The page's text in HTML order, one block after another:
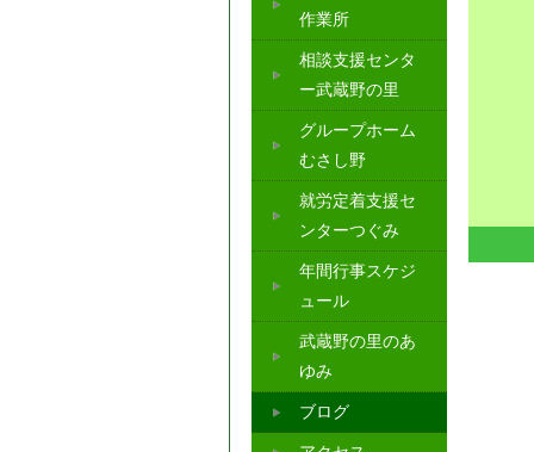
作業所
相談支援センタ
ー武蔵野の里
グループホーム
むさし野
就労定着支援セ
ンターつぐみ
年間行事スケジ
ュール
武蔵野の里のあ
ゆみ
ブログ